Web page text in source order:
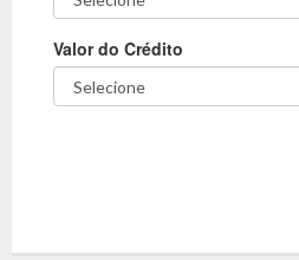
Valor do Crédito